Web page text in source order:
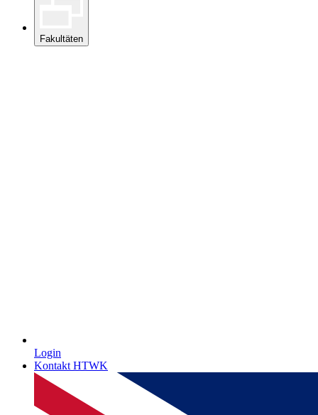
Fakultäten
Login
Kontakt HTWK